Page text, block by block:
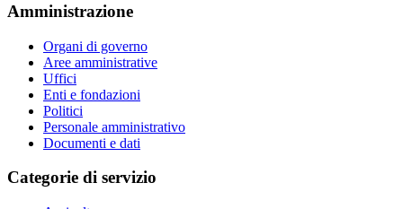
Amministrazione
Organi di governo
Aree amministrative
Uffici
Enti e fondazioni
Politici
Personale amministrativo
Documenti e dati
Categorie di servizio